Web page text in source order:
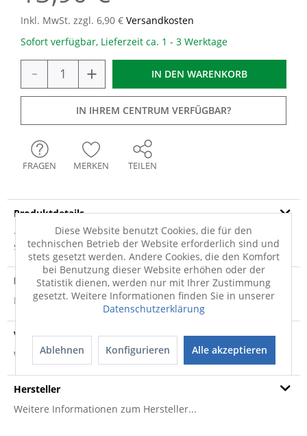
Inkl. MwSt. zzgl. 6,90 € Versandkosten
Sofort verfügbar, Lieferzeit ca. 1 - 3 Werktage
- + IN DEN WARENKORB
IN IHREM CENTRUM VERFÜGBAR?
FRAGEN MERKEN TEILEN
Produktdetails
· warmgrey · Porzellan · mikrowellengeeignet ·
spülmaschinenfest · backofenfest · hohe...mehr
Produktsicherheit
Produktsicherheit
Versandinfo
Weitere Informationen zum Versand...
Hersteller
Weitere Informationen zum Hersteller...
Diese Website benutzt Cookies, die für den
technischen Betrieb der Website erforderlich sind und
stets gesetzt werden. Andere Cookies, die den Komfort
bei Benutzung dieser Website erhöhen oder der
Statistik dienen, werden nur mit Ihrer Zustimmung
gesetzt. Weitere Informationen finden Sie in unserer
Datenschutzerklärung
Ablehnen Konfigurieren Alle akzeptieren